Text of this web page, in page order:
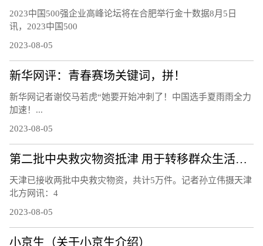
2023中国500强企业高峰论坛将在合肥举行金十数据8月5日
讯，2023中国500
2023-08-05
新华网评：青春赛场关键词，拼！
新华网记者谢佼马若虎“她要开始冲刺了！中国选手夏雨雨全力
加速！...
2023-08-05
第二批中央救灾物资抵津 用于转移群众生活安置
天津已接收两批中央救灾物资，共计5万件。记者孙立伟摄天津
北方网讯：4
2023-08-05
小京生（关于小京生介绍）